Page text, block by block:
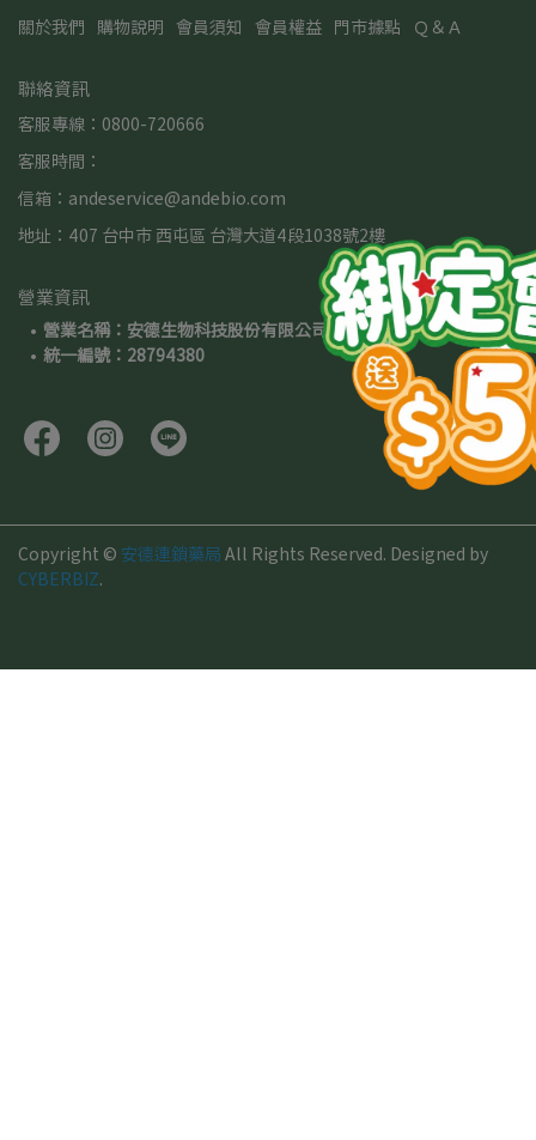
關於我們 購物說明 會員須知 會員權益 門市據點 Ｑ＆Ａ
聯絡資訊
客服專線：0800-720666
客服時間：
信箱：andeservice@andebio.com
地址：407 台中市 西屯區 台灣大道4段1038號2樓
營業資訊
營業名稱：安德生物科技股份有限公司
統一編號：28794380
Copyright © 安德連鎖藥局 All Rights Reserved. Designed by
CYBERBIZ.